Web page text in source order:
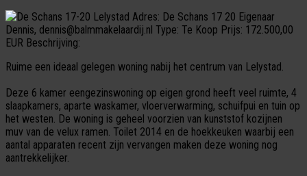
Adres: De Schans 17 20 Eigenaar
Dennis, dennis@balmmakelaardij.nl Type: Te Koop Prijs: 172.500,00
EUR Beschrijving:
Ruime een ideaal gelegen woning nabij het centrum van Lelystad.
Deze 6 kamer eengezinswoning op eigen grond heeft veel ruimte, 4
slaapkamers, aparte waskamer, vloerverwarming, schuifpui en tuin op
het westen. De woning is geheel voorzien van kunststof kozijnen
muv van de velux ramen. Toilet 2014 en de hoekkeuken waarbij een
aantal apparaten recent zijn vervangen maken deze woning nog
aantrekkelijker.